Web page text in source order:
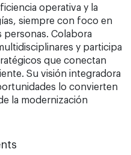
operativa y la
siempre con foco en
personas. Colabora
y participa
que conectan
Su visión integradora
lo convierten
la modernización